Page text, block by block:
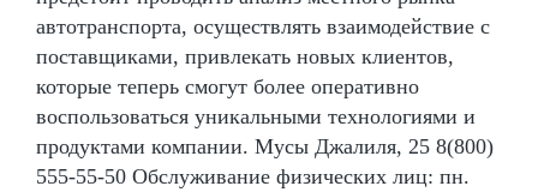
автотранспорта, осуществлять взаимодействие с
поставщиками, привлекать новых клиентов,
которые теперь смогут более оперативно
воспользоваться уникальными технологиями и
продуктами компании. Мусы Джалиля, 25 8(800)
555-55-50 Обслуживание физических лиц: пн.